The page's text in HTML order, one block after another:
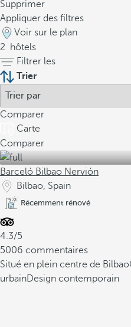
Supprimer
Appliquer des filtres
Voir sur le plan
2
hôtels
Filtrer les
Trier
Comparer
Carte
Comparer
Barceló Bilbao Nervión
Bilbao, Spain
Récemment rénové
4.3/5
5006 commentaires
Situé en plein centre de Bilbao
urbainDesign contemporain